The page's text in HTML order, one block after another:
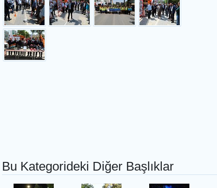
Bu Kategorideki Diğer Başlıklar